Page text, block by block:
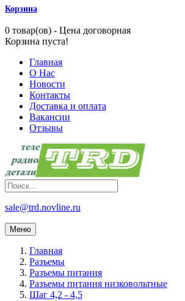
Корзина
0 товар(ов) - Цена договорная
Корзина пуста!
Главная
О Нас
Новости
Контакты
Доставка и оплата
Вакансии
Отзывы
sale@trd.novline.ru
Меню
Главная
Разъемы
Разъемы питания
Разъемы питания низковольтные
Шаг 4,2 - 4,5